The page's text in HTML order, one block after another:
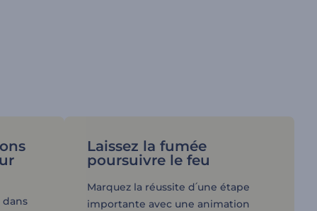
dans
Laissez la fumée
poursuivre le feu
Marquez la réussite d՛une étape
importante avec une animation